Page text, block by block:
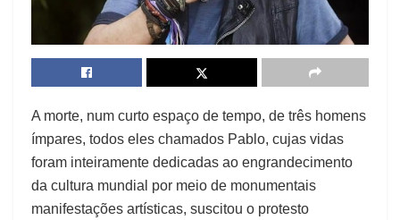
A morte, num curto espaço de tempo, de três homens
ímpares, todos eles chamados Pablo, cujas vidas
foram inteiramente dedicadas ao engrandecimento
da cultura mundial por meio de monumentais
manifestações artísticas, suscitou o protesto